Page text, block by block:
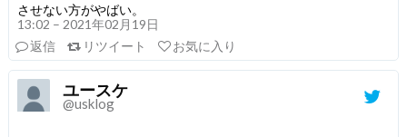
させない方がやばい。
13:02 – 2021年02月19日
返信
リツイート お気に入り
ユースケ
@usklog